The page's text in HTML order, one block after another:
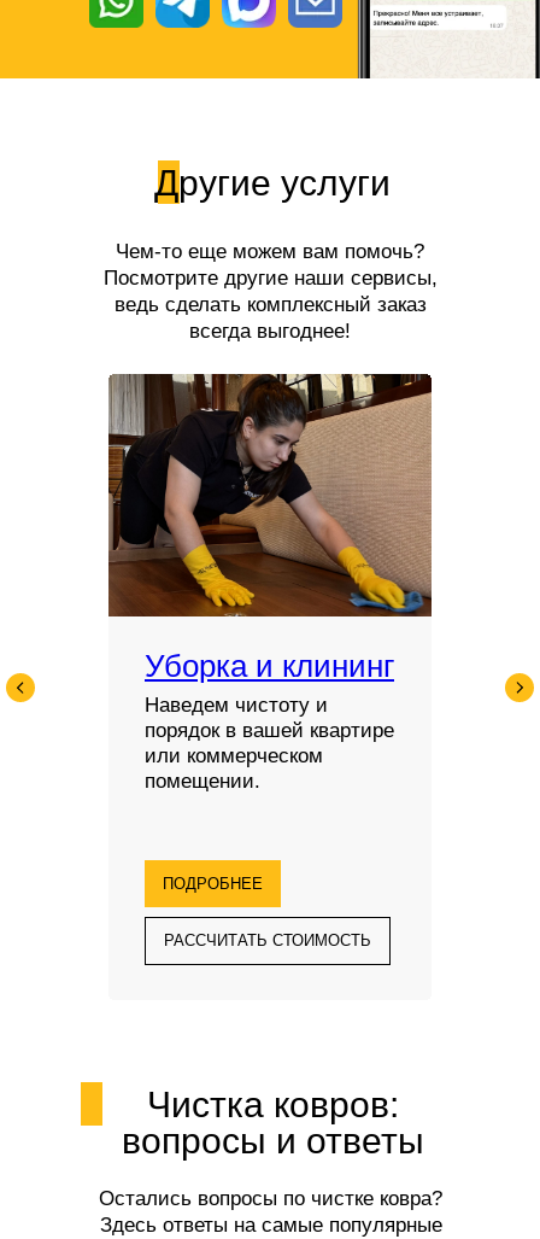
Другие услуги
Чем-то еще можем вам помочь?
Посмотрите другие наши сервисы,
ведь сделать комплексный заказ
всегда выгоднее!
Уборка и клининг
Наведем чистоту и
порядок в вашей квартире
или коммерческом
помещении.
ПОДРОБНЕЕ
РАССЧИТАТЬ СТОИМОСТЬ
Чистка ковров:
вопросы и ответы
Остались вопросы по чистке ковра?
Здесь ответы на самые популярные